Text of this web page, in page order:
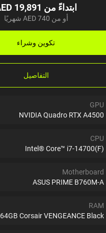
ابتداءً من AED 19,891
أو من AED 740 شهريًا
تكوين وشراء
التفاصيل
GPU
NVIDIA Quadro RTX A4500
CPU
Intel® Core™ i7-14700(F)
Motherboard
ASUS PRIME B760M-A
RAM
64GB Corsair VENGEANCE Black